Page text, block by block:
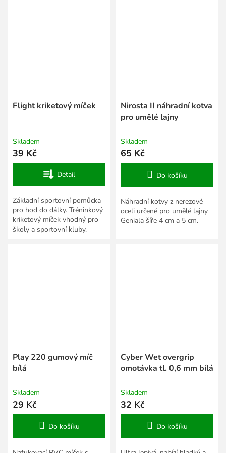
Flight kriketový míček
Skladem
39 Kč
Detail
Základní sportovní pomůcka
pro hod do dálky. Tréninkový
kriketový míček vhodný pro
školy a sportovní kluby.
Nirosta II náhradní kotva
pro umělé lajny
Skladem
65 Kč
Do košíku
Náhradní kotvy z nerezové
oceli určené pro umělé lajny
Geniala šíře 4 cm a 5 cm.
Play 220 gumový míč
bílá
Skladem
29 Kč
Do košíku
Cyber Wet overgrip
omotávka tl. 0,6 mm bílá
Skladem
32 Kč
Do košíku